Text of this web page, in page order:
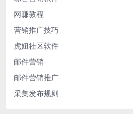
网赚教程
营销推广技巧
虎妞社区软件
邮件营销
邮件营销推广
采集发布规则